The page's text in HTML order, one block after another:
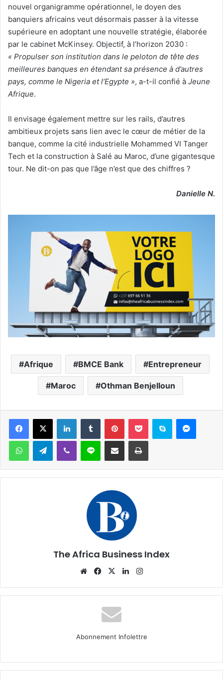
nouvel organigramme opérationnel, le doyen des
banquiers africains veut désormais passer à la vitesse
supérieure en adoptant une nouvelle stratégie, élaborée
par le cabinet McKinsey. Objectif, à l’horizon 2030 :
« Propulser son institution dans le peloton de tête des
meilleures banques en étendant sa présence à d’autres
pays, comme le Nigeria et l’Egypte », a-t-il confié à Jeune
Afrique.
Il envisage également mettre sur les rails, d’autres
ambitieux projets sans lien avec le cœur de métier de la
banque, comme la cité industrielle Mohammed VI Tanger
Tech et la construction à Salé au Maroc, d’une gigantesque
tour. Ne dit-on pas que l’âge n’est que des chiffres ?
Danielle N.
Afrique BMCE Bank Entrepreneur
Maroc Othman Benjelloun
Facebook
X LinkedinTumblr PinterestPocket Skype
WhatsAppTelegramViber Ligne Partager par email Imprimer
The Africa Business Index
WebsiteFacebook
X Linkedin
Abonnement Infolettre